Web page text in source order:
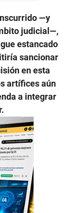
—y
judicial—,
estancado
sancionar
en esta
artífices aún
a integrar